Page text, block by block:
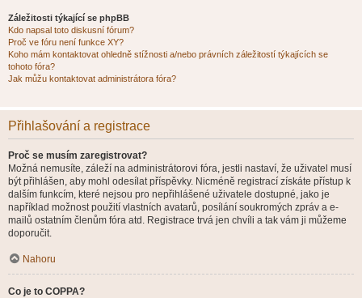
Záležitosti týkající se phpBB
Kdo napsal toto diskusní fórum?
Proč ve fóru není funkce XY?
Koho mám kontaktovat ohledně stížnosti a/nebo právních záležitostí týkajících se
tohoto fóra?
Jak můžu kontaktovat administrátora fóra?
Přihlašování a registrace
Proč se musím zaregistrovat?
Možná nemusíte, záleží na administrátorovi fóra, jestli nastaví, že uživatel musí
být přihlášen, aby mohl odesílat příspěvky. Nicméně registrací získáte přístup k
dalším funkcím, které nejsou pro nepřihlášené uživatele dostupné, jako je
například možnost použití vlastních avatarů, posílání soukromých zpráv a e-
mailů ostatním členům fóra atd. Registrace trvá jen chvíli a tak vám ji můžeme
doporučit.
Nahoru
Co je to COPPA?